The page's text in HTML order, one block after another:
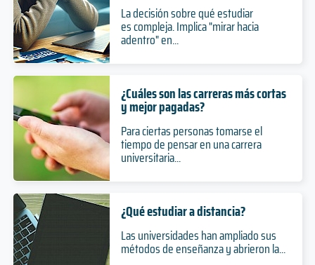
La decisión sobre qué estudiar
es compleja. Implica "mirar hacia
adentro" en...
¿Cuáles son las carreras más cortas
y mejor pagadas?
Para ciertas personas tomarse el
tiempo de pensar en una carrera
universitaria...
¿Qué estudiar a distancia?
Las universidades han ampliado sus
métodos de enseñanza y abrieron la...